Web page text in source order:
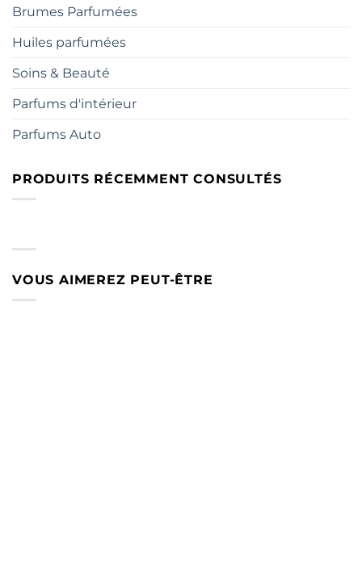
Brumes Parfumées
Huiles parfumées
Soins & Beauté
Parfums d'intérieur
Parfums Auto
PRODUITS RÉCEMMENT CONSULTÉS
VOUS AIMEREZ PEUT-ÊTRE